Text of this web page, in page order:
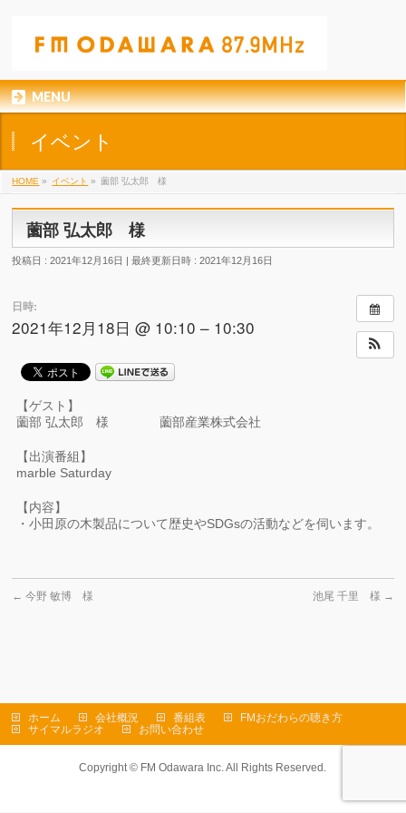
MENU
イベント
HOME » イベント » 薗部 弘太郎 様
薗部 弘太郎 様
投稿日 : 2021年12月16日 最終更新日時 : 2021年12月16日
日時:
2021年12月18日 @ 10:10 – 10:30
【ゲスト】
薗部 弘太郎 様 薗部産業株式会社
【出演番組】
marble Saturday
【内容】
・小田原の木製品について歴史やSDGsの活動などを伺います。
← 今野 敏博 様 池尾 千里 様 →
ホーム 会社概況 番組表
FMおだわらの聴き方
サイマルラジオ
お問い合わせ
Copyright © FM Odawara Inc. All Rights Reserved.